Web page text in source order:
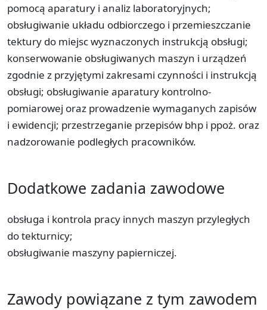
pomocą aparatury i analiz laboratoryjnych;
obsługiwanie układu odbiorczego i przemieszczanie
tektury do miejsc wyznaczonych instrukcją obsługi;
konserwowanie obsługiwanych maszyn i urządzeń
zgodnie z przyjętymi zakresami czynności i instrukcją
obsługi; obsługiwanie aparatury kontrolno-
pomiarowej oraz prowadzenie wymaganych zapisów
i ewidencji; przestrzeganie przepisów bhp i ppoż. oraz
nadzorowanie podległych pracowników.
Dodatkowe zadania zawodowe
obsługa i kontrola pracy innych maszyn przyległych
do tekturnicy;
obsługiwanie maszyny papierniczej.
Zawody powiązane z tym zawodem